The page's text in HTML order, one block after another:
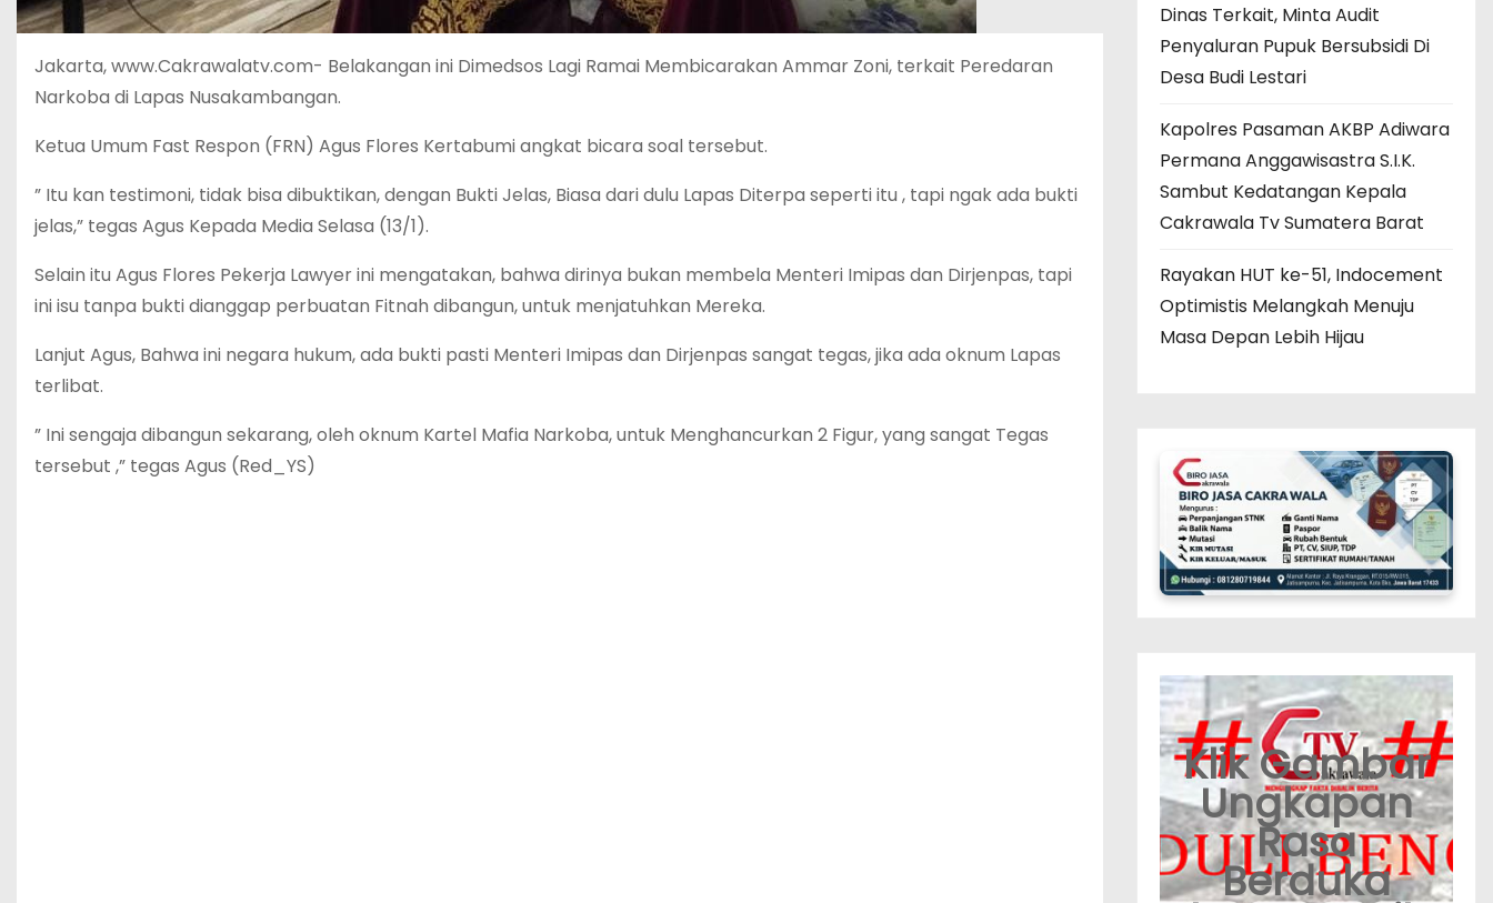
Jakarta, www.Cakrawalatv.com- Belakangan ini Dimedsos Lagi Ramai Membicarakan Ammar Zoni, terkait Peredaran
Narkoba di Lapas Nusakambangan.
Ketua Umum Fast Respon (FRN) Agus Flores Kertabumi angkat bicara soal tersebut.
” Itu kan testimoni, tidak bisa dibuktikan, dengan Bukti Jelas, Biasa dari dulu Lapas Diterpa seperti itu , tapi ngak ada bukti
jelas,” tegas Agus Kepada Media Selasa (13/1).
Selain itu Agus Flores Pekerja Lawyer ini mengatakan, bahwa dirinya bukan membela Menteri Imipas dan Dirjenpas, tapi
ini isu tanpa bukti dianggap perbuatan Fitnah dibangun, untuk menjatuhkan Mereka.
Lanjut Agus, Bahwa ini negara hukum, ada bukti pasti Menteri Imipas dan Dirjenpas sangat tegas, jika ada oknum Lapas
terlibat.
” Ini sengaja dibangun sekarang, oleh oknum Kartel Mafia Narkoba, untuk Menghancurkan 2 Figur, yang sangat Tegas
tersebut ,” tegas Agus (Red_YS)
Dinas Terkait, Minta Audit
Penyaluran Pupuk Bersubsidi Di
Desa Budi Lestari
Kapolres Pasaman AKBP Adiwara
Permana Anggawisastra S.I.K.
Sambut Kedatangan Kepala
Cakrawala Tv Sumatera Barat
Rayakan HUT ke-51, Indocement
Optimistis Melangkah Menuju
Masa Depan Lebih Hijau
Klik Gambar
Ungkapan
Rasa
Berduka